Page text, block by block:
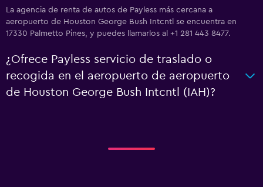
La agencia de renta de autos de Payless más cercana a
aeropuerto de Houston George Bush Intcntl se encuentra en
17330 Palmetto Pines, y puedes llamarlos al +1 281 443 8477.
¿Ofrece Payless servicio de traslado o
recogida en el aeropuerto de aeropuerto
de Houston George Bush Intcntl (IAH)?